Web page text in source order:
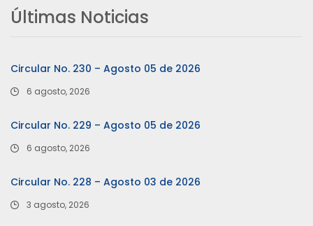
Últimas Noticias
Circular No. 230 – Agosto 05 de 2026
6 agosto, 2026
Circular No. 229 – Agosto 05 de 2026
6 agosto, 2026
Circular No. 228 – Agosto 03 de 2026
3 agosto, 2026